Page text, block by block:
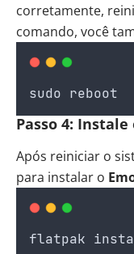
corretamente,
comando, você
sudo reboot
Passo 4: Instale
Após reiniciar o
para instalar o
flatpak